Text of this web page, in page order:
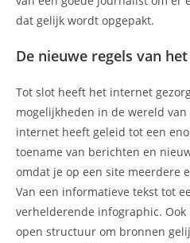
dat gelijk wordt opgepakt.
De nieuwe regels van
Tot slot heeft het internet
mogelijkheden in de wereld
internet heeft geleid tot een
toename van berichten en
omdat je op een site meerdere
Van een informatieve tekst tot
verhelderende infographic.
open structuur om bronnen